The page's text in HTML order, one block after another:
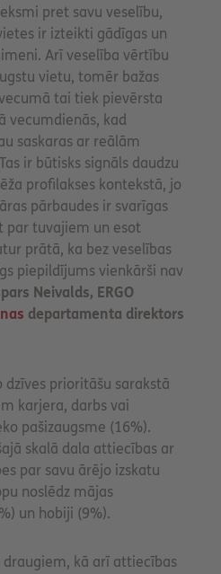
pret savu veselību,
ir izteikti gādīgas un
Arī veselība vērtību
vietu, tomēr bažas
tai tiek pievērsta
vecumdienās, kad
saskaras ar reālām
ir būtisks signāls daudzu
profilakses kontekstā, jo
pārbaudes ir svarīgas
par tuvajiem un esot
prātā, ka bez veselības
piepildījums vienkārši nav
Neivalds, ERGO
departamenta direktors
prioritāšu sarakstā
karjera, darbs vai
pašizaugsme (16%).
skalā dala attiecības ar
par savu ārējo izskatu
noslēdz mājas
un hobiji (9%).
kā arī attiecības